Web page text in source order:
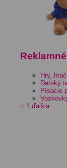
Hry,
Detský
Písacie
+ 1 ďalšia